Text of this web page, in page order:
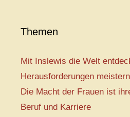
Themen
Mit Inslewis die Welt
Herausforderungen meistern
Die Macht der Frauen ist
Beruf und Karriere